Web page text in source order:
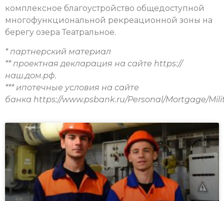
комплексное благоустройство общедоступной
многофункциональной рекреационной зоны на
берегу озера Театральное.
* партнерский материал
** проектная декларация на сайте https://
наш.дом.рф.
*** ипотечные условия на сайте
банка https://www.psbank.ru/Personal/Mortgage/